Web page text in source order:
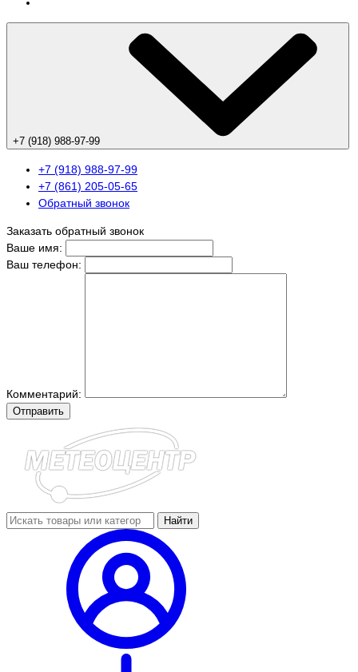
+7 (918) 988-97-99
+7 (918) 988-97-99
+7 (861) 205-05-65
Обратный звонок
Заказать обратный звонок
Ваше имя:
Ваш телефон:
Комментарий:
Отправить
Найти